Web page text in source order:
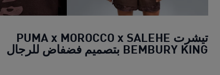
تيشرت PUMA x MOROCCO x SALEHE
BEMBURY KING بتصميم فضفاض للرجال